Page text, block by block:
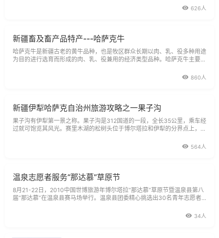
626人
新疆畜及畜产品特产---哈萨克牛
哈萨克牛是新疆古老的黄牛品种，也是牧区群众长期以肉、乳、役多种用途
为目的进行选育而形成的肉、乳、役兼用的经济类型品种。哈萨克牛主要分
860人
新疆伊犁哈萨克自治州旅游攻略之一果子沟
果子沟有伊犁第一景之称。果子沟是312国道的一段，全长35公里，乘车经
过就可饱览其风光。赛里木湖的松树头位于博尔塔拉和伊犁的分界点上，游
564人
温泉志愿者服务“那达慕”草原节
8月21-22日，2010中国世博旅游年博尔塔拉“那达慕”草原节暨温泉县第八
届“那达慕”在温泉县赛马场举行。温泉县团委精心挑选出30名青年志愿者
34人